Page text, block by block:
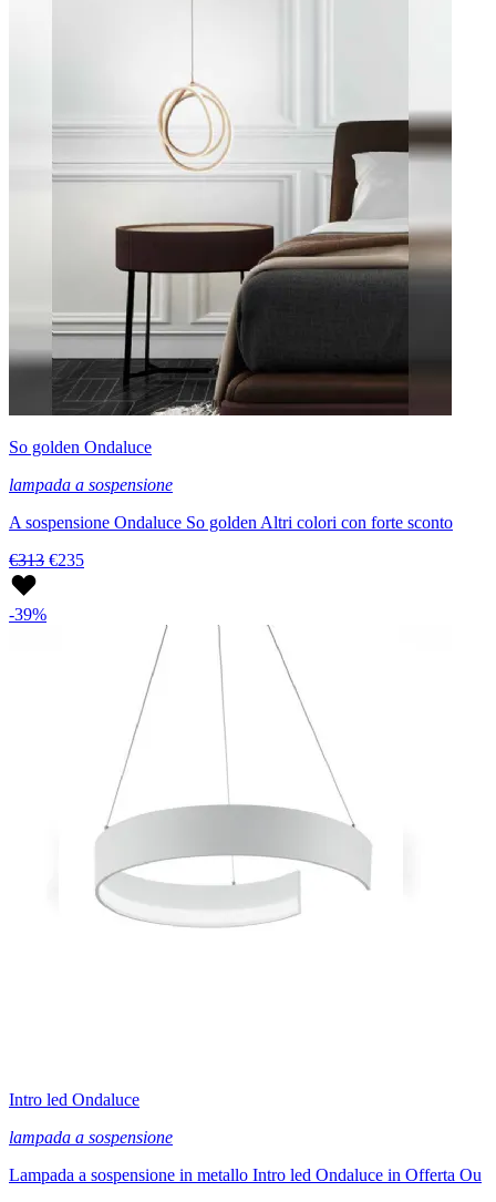
So golden Ondaluce
lampada a sospensione
A sospensione Ondaluce So golden Altri colori con forte sconto
€313 €235
-39%
Intro led Ondaluce
lampada a sospensione
Lampada a sospensione in metallo Intro led Ondaluce in Offerta Ou